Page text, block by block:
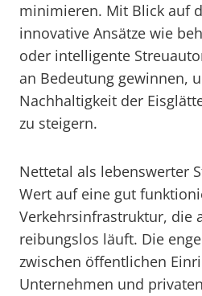
minimieren. Mit Blick auf
innovative Ansätze wie
oder intelligente
an Bedeutung gewinnen,
Nachhaltigkeit der
zu steigern.
Nettetal als lebenswerter
Wert auf eine gut
Verkehrsinfrastruktur, die
reibungslos läuft. Die
zwischen öffentlichen
Unternehmen und